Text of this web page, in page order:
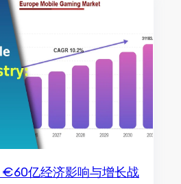
亿经济影响与增长战